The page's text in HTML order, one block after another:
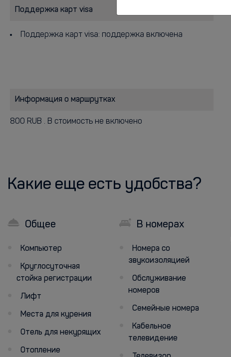
Поддержка карт visa
Поддержка карт visa: поддержка включена
Информация о маршрутках
800 RUB . В стоимость не включено
Какие еще есть удобства?
Общее
Компьютер
Круглосуточная
стойка регистрации
Лифт
Места для курения
Отель для некурящих
Отопление
В номерах
Номера со
звукоизоляцией
Обслуживание
номеров
Семейные номера
Кабельное
телевидение